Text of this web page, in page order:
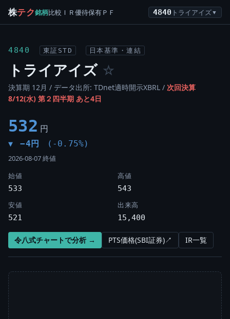
株テク銘柄比較 ＩＲ優待保有ＰＦ 4840 トライアイズ▼
4840 東証STD 日本基準・連結
トライアイズ ☆
決算期 12月 / データ出所: TDnet適時開示XBRL / 次回決算
8/12(水) 第２四半期 あと4日
532 円
▼ −4円 (-0.75%)
2026-08-07 終値
始値
533
高値
543
安値
521
出来高
15,400
令八式チャートで分析 → PTS価格(SBI証券)↗ IR一覧